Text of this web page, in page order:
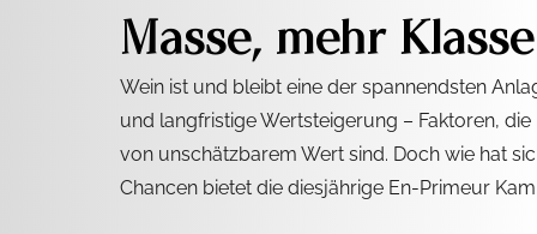
Masse, mehr Klasse
Wein ist und bleibt eine der spannendsten
und langfristige Wertsteigerung – Faktoren,
von unschätzbarem Wert sind. Doch wie hat
Chancen bietet die diesjährige En-Primeur